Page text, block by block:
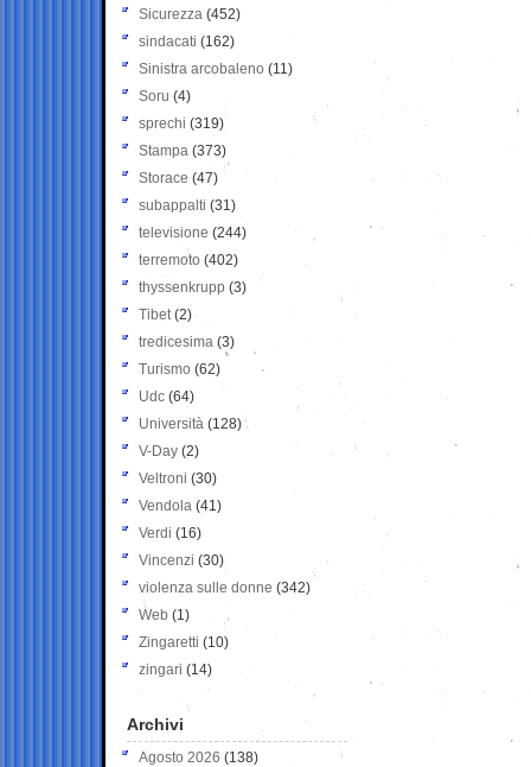
Sicurezza (452)
sindacati (162)
Sinistra arcobaleno (11)
Soru (4)
sprechi (319)
Stampa (373)
Storace (47)
subappalti (31)
televisione(244)
terremoto (402)
thyssenkrupp (3)
Tibet(2)
tredicesima (3)
Turismo (62)
Udc (64)
Università (128)
V-Day (2)
Veltroni (30)
Vendola (41)
Verdi (16)
Vincenzi (30)
violenza sulle donne (342)
Web (1)
Zingaretti (10)
zingari (14)
Archivi
Agosto 2026 (138)